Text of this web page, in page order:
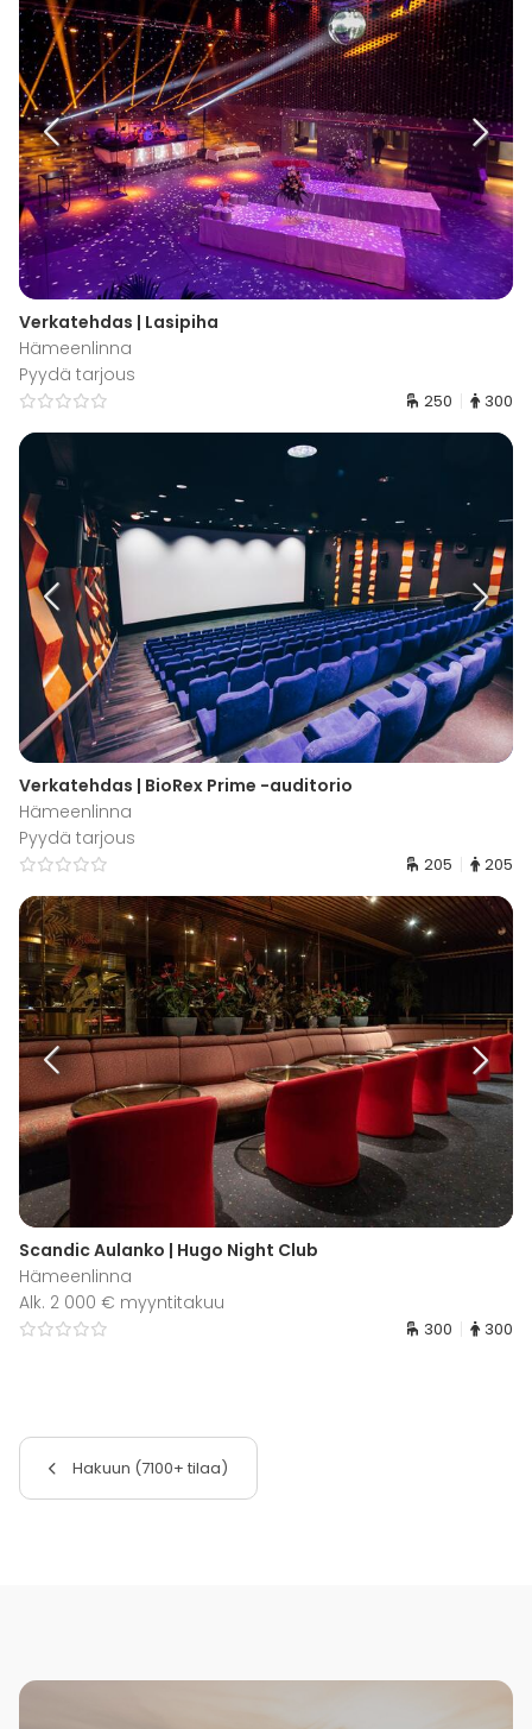
Verkatehdas | Lasipiha
Hämeenlinna
Pyydä tarjous
250 300
Verkatehdas | BioRex Prime -auditorio
Hämeenlinna
Pyydä tarjous
205 205
Scandic Aulanko | Hugo Night Club
Hämeenlinna
Alk. 2 000 € myyntitakuu
300 300
Hakuun (7100+ tilaa)